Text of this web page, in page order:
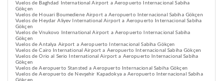
Vuelos de Baghdad International Airport a Aeropuerto Internacional Sabiha
Gökçen
Vuelos de Houari Boumediene Airport a Aeropuerto Internacional Sabiha Gökçen
Vuelos de Heydar Aliyev International Airport a Aeropuerto Internacional Sabiha
Gökçen
Vuelos de Vnukovo International Airport a Aeropuerto Internacional Sabiha
Gökçen
Vuelos de Antalya Airport a Aeropuerto Internacional Sabiha Gökçen
Vuelos de Cairo International Airport a Aeropuerto Internacional Sabiha Gökçen
Vuelos de Orio al Serio International Airport a Aeropuerto Internacional Sabiha
Gökçen
Vuelos de Aeropuerto Stansted a Aeropuerto Internacional Sabiha Gökçen
Vuelos de Aeropuerto de Nevşehir Kapadokya a Aeropuerto Internacional Sabiha
Gökçen